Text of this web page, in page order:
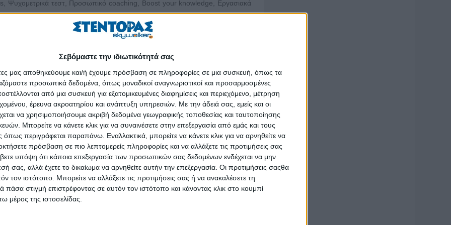
Σεβόμαστε την ιδιωτικότητά σας
μας αποθηκεύουμε και/ή έχουμε πρόσβαση σε πληροφορίες σε μια συσκευή, όπως τα
προσωπικά δεδομένα, όπως μοναδικοί αναγνωριστικοί και προσαρμοσμένες
από μια συσκευή για εξατομικευμένες διαφημίσεις και περιεχόμενο, μέτρηση
έρευνα ακροατηρίου και ανάπτυξη υπηρεσιών. Με την άδειά σας, εμείς και οι
να χρησιμοποιήσουμε ακριβή δεδομένα γεωγραφικής τοποθεσίας και ταυτοποίησης
Μπορείτε να κάνετε κλικ για να συναινέσετε στην επεξεργασία από εμάς και τους
περιγράφεται παραπάνω. Εναλλακτικά, μπορείτε να κάνετε κλικ για να αρνηθείτε να
πρόσβαση σε πιο λεπτομερείς πληροφορίες και να αλλάξετε τις προτιμήσεις σας
υπόψη ότι κάποια επεξεργασία των προσωπικών σας δεδομένων ενδέχεται να μην
σας, αλλά έχετε το δικαίωμα να αρνηθείτε αυτήν την επεξεργασία. Οι προτιμήσεις σαςθα
τον ιστότοπο. Μπορείτε να αλλάξετε τις προτιμήσεις σας ή να ανακαλέσετε τη
στιγμή επιστρέφοντας σε αυτόν τον ιστότοπο και κάνοντας κλικ στο κουμπί
μέρος της ιστοσελίδας.
Ψυχομετρικά τεστ, Προσωπικό coaching, Boost your knowledge, Εργασιακά
skills, Α’ βοήθειες στον χώρο εργασίας, Ανάπτυξη εκπαιδευτικών και
Διαχείριση εργασιακού στρες, Δικτύωση στην αγορά εργασίας, Game you up,
tips, Mapping your skills, Ευκαιρίες κινητικότητας και εθελοντισμού,
εργαλεία, Boost your confidence, Εργασιακές αξίες, Employer branding.
εργασία, είναι μια διήμερη εκδήλωση στο πλαίσιο των δράσεων «Επί το
οποία πραγματοποιήθηκε με σκοπό την ενίσχυση της απασχολησιμότητας και
στην Ελλάδαυποστηρίζει αδιάλειπτα το οικοσύστημα της εργασίας στην
JobDaysκαι τα#JobFestivals, που διοργανώνει σε Αθήνα και Θεσσαλονίκη,
συνεντεύξεων, που συνέβαλε ώστε αφενός οι υποψήφιοι να έρθουν σε επαφή
οι εταιρίες να βρουν τον κατάλληλο υποψήφιο για την εκάστοτε θέση
1999 η πρώτη ελληνική πλατφόρμα ζεύξης αναγκών εργασίας μεταξύ
μετά, αποτελεί το κύριο εργαλείο των υποψηφίων στην αναζήτηση της